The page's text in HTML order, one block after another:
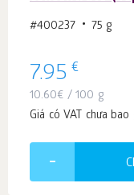
#400237 75 g
7.95 €
10.60€ / 100 g
Giá có VAT chưa